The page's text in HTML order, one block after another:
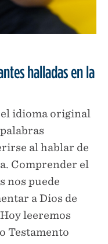
halladas en la
el idioma original
al hablar de
Comprender el
nos puede
a Dios de
leeremos
Testamento